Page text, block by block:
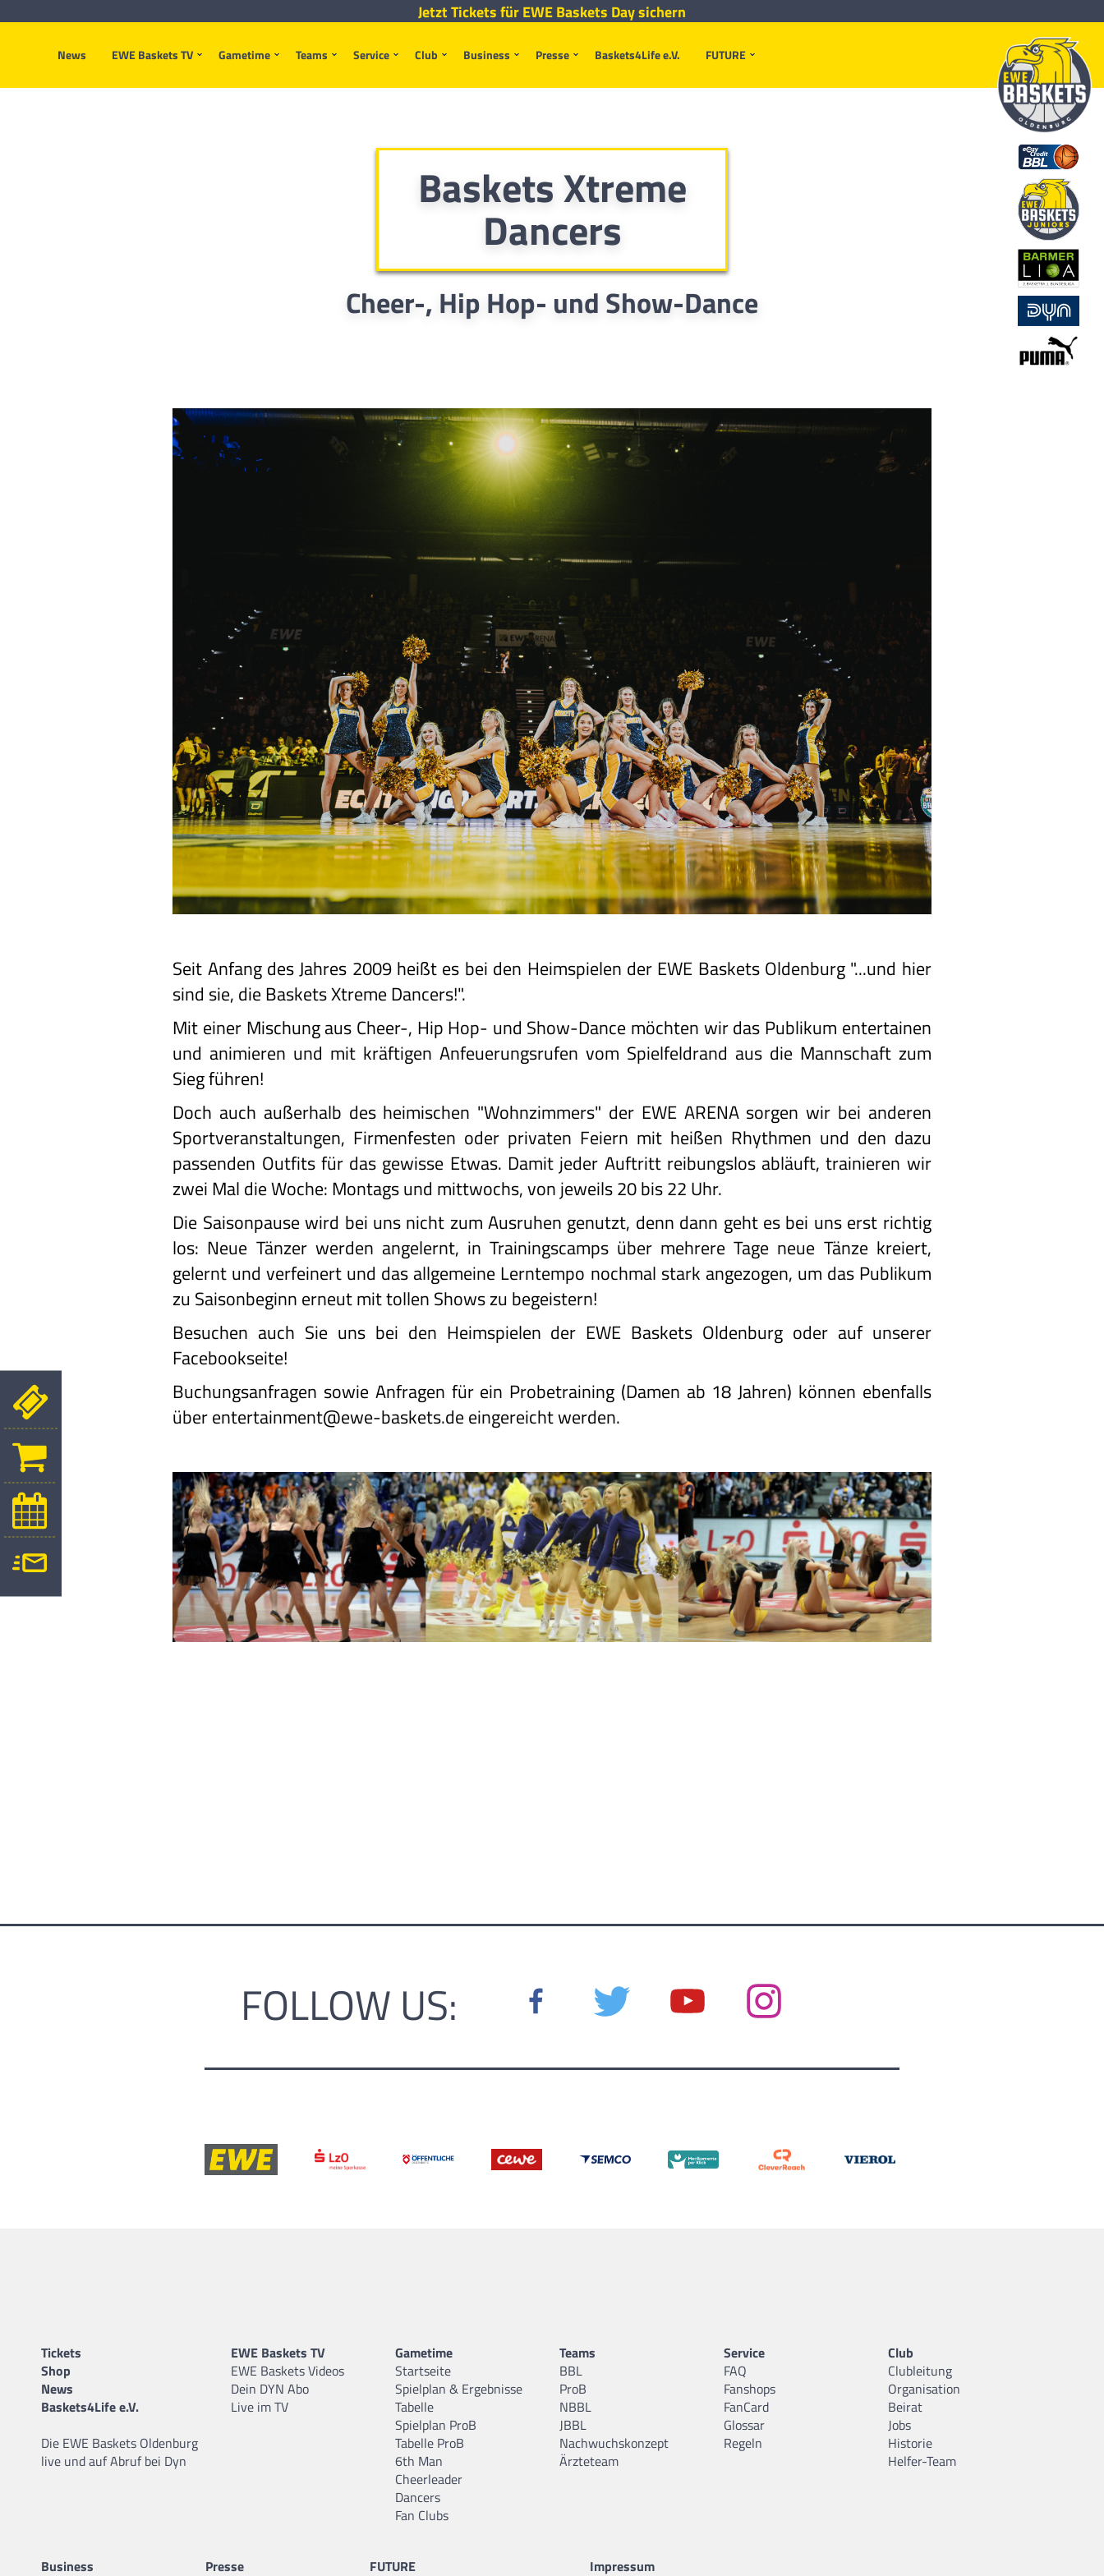
News EWE Baskets TV Gametime Teams Service Club Business Presse Baskets4Life e.V. FUTURE
Jetzt Tickets für EWE Baskets Day sichern
Baskets Xtreme
Dancers
Cheer-, Hip Hop- und Show-Dance
Seit Anfang des Jahres 2009 heißt es bei den Heimspielen der EWE Baskets Oldenburg "...und hier
sind sie, die Baskets Xtreme Dancers!".
Mit einer Mischung aus Cheer-, Hip Hop- und Show-Dance möchten wir das Publikum entertainen
und animieren und mit kräftigen Anfeuerungsrufen vom Spielfeldrand aus die Mannschaft zum
Sieg führen!
Doch auch außerhalb des heimischen "Wohnzimmers" der EWE ARENA sorgen wir bei anderen
Sportveranstaltungen, Firmenfesten oder privaten Feiern mit heißen Rhythmen und den dazu
passenden Outfits für das gewisse Etwas. Damit jeder Auftritt reibungslos abläuft, trainieren wir
zwei Mal die Woche: Montags und mittwochs, von jeweils 20 bis 22 Uhr.
Die Saisonpause wird bei uns nicht zum Ausruhen genutzt, denn dann geht es bei uns erst richtig
los: Neue Tänzer werden angelernt, in Trainingscamps über mehrere Tage neue Tänze kreiert,
gelernt und verfeinert und das allgemeine Lerntempo nochmal stark angezogen, um das Publikum
zu Saisonbeginn erneut mit tollen Shows zu begeistern!
Besuchen auch Sie uns bei den Heimspielen der EWE Baskets Oldenburg oder auf unserer
Facebookseite!
Buchungsanfragen sowie Anfragen für ein Probetraining (Damen ab 18 Jahren) können ebenfalls
überentertainment@ewe-baskets.deeingereicht werden.
FOLLOW US:
Tickets
Shop
News
Baskets4Life e.V.
Die EWE Baskets Oldenburg
live und auf Abruf bei Dyn
EWE Baskets TV
EWE Baskets Videos
Dein DYN Abo
Live im TV
Gametime
Startseite
Spielplan & Ergebnisse
Tabelle
Spielplan ProB
Tabelle ProB
6th Man
Cheerleader
Dancers
Fan Clubs
Teams
BBL
ProB
NBBL
JBBL
Nachwuchskonzept
Ärzteteam
Service
FAQ
Fanshops
FanCard
Glossar
Regeln
Club
Clubleitung
Organisation
Beirat
Jobs
Historie
Helfer-Team
Business
Presse
FUTURE
Impressum